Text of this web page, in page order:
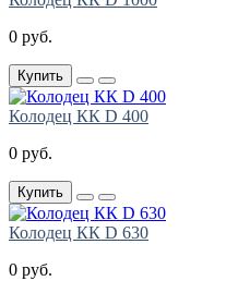
0 руб.
Купить
Колодец КК D 400
0 руб.
Купить
Колодец КК D 630
0 руб.